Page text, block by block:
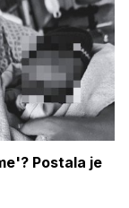
Postala je